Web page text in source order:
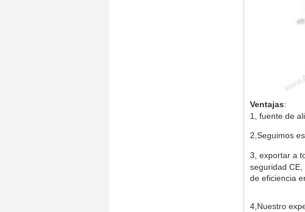
Ventajas:
1, fuente de
2,Seguimos
3, exportar a
seguridad CE,
de eficiencia
4, Nuestro